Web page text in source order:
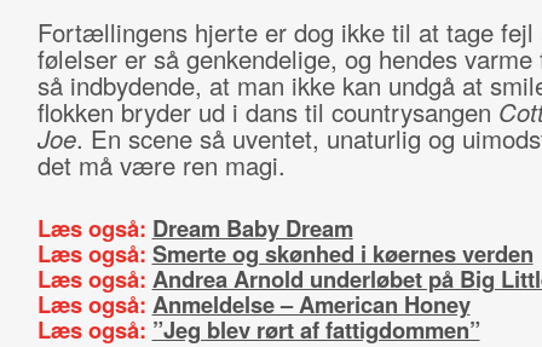
Fortællingens hjerte er dog ikke til at tage fejl
følelser er så genkendelige, og hendes
så indbydende, at man ikke kan undgå at
flokken bryder ud i dans til countrysangen
Joe. En scene så uventet, unaturlig og
det må være ren magi.
Læs også: Dream Baby Dream
Læs også: Smerte og skønhed i køernes verden
Læs også: Andrea Arnold underløbet på Big
Læs også: Anmeldelse – American Honey
Læs også: ”Jeg blev rørt af fattigdommen”